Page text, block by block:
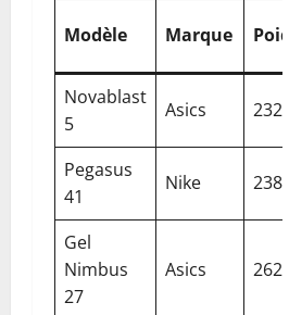
Modèle Marque Poids
Novablast
5
Asics 232 g
Pegasus
41
Nike 238 g
Gel
Nimbus
27
Asics 262 g